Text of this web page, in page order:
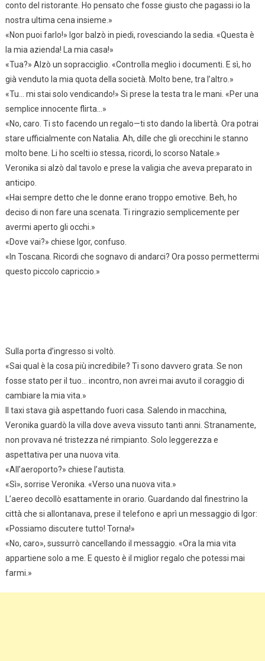
conto del ristorante. Ho pensato che fosse giusto che pagassi io la
nostra ultima cena insieme.»
«Non puoi farlo!» Igor balzò in piedi, rovesciando la sedia. «Questa è
la mia azienda! La mia casa!»
«Tua?» Alzò un sopracciglio. «Controlla meglio i documenti. E sì, ho
già venduto la mia quota della società. Molto bene, tra l’altro.»
«Tu… mi stai solo vendicando!» Si prese la testa tra le mani. «Per una
semplice innocente flirta…»
«No, caro. Ti sto facendo un regalo—ti sto dando la libertà. Ora potrai
stare ufficialmente con Natalia. Ah, dille che gli orecchini le stanno
molto bene. Li ho scelti io stessa, ricordi, lo scorso Natale.»
Veronika si alzò dal tavolo e prese la valigia che aveva preparato in
anticipo.
«Hai sempre detto che le donne erano troppo emotive. Beh, ho
deciso di non fare una scenata. Ti ringrazio semplicemente per
avermi aperto gli occhi.»
«Dove vai?» chiese Igor, confuso.
«In Toscana. Ricordi che sognavo di andarci? Ora posso permettermi
questo piccolo capriccio.»
Sulla porta d’ingresso si voltò.
«Sai qual è la cosa più incredibile? Ti sono davvero grata. Se non
fosse stato per il tuo… incontro, non avrei mai avuto il coraggio di
cambiare la mia vita.»
Il taxi stava già aspettando fuori casa. Salendo in macchina,
Veronika guardò la villa dove aveva vissuto tanti anni. Stranamente,
non provava né tristezza né rimpianto. Solo leggerezza e
aspettativa per una nuova vita.
«All’aeroporto?» chiese l’autista.
«Sì», sorrise Veronika. «Verso una nuova vita.»
L’aereo decollò esattamente in orario. Guardando dal finestrino la
città che si allontanava, prese il telefono e aprì un messaggio di Igor:
«Possiamo discutere tutto! Torna!»
«No, caro», sussurrò cancellando il messaggio. «Ora la mia vita
appartiene solo a me. E questo è il miglior regalo che potessi mai
farmi.»